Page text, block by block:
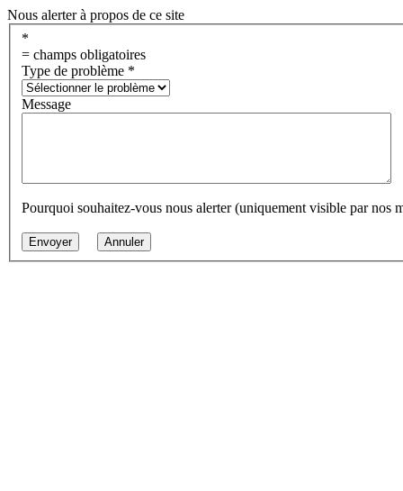
Nous alerter à propos de ce site
*
= champs obligatoires
Type de problème *
Message
Pourquoi souhaitez-vous nous alerter (uniquement visible par nos